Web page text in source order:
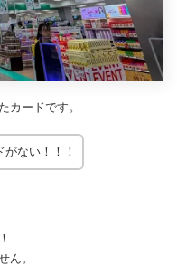
カードです。
ない！！！
ん。